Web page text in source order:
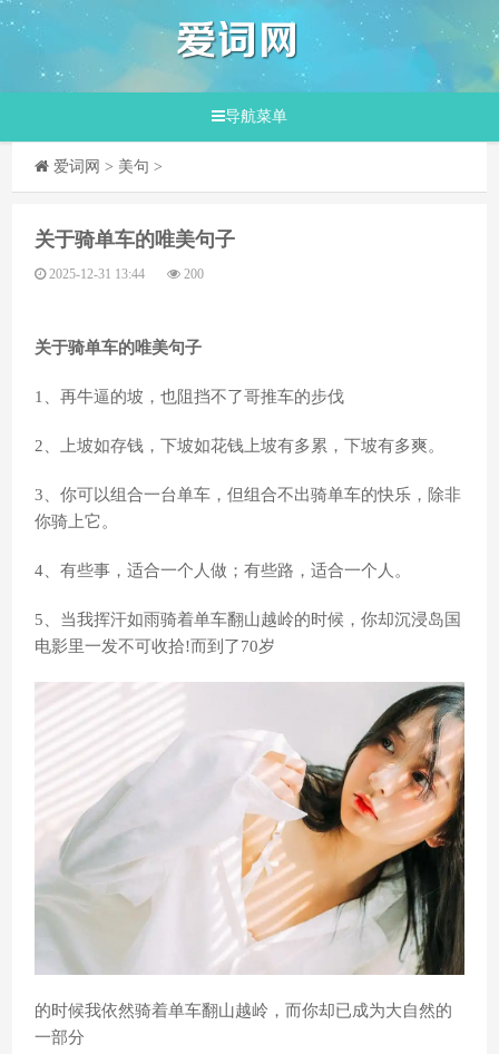
导航菜单
爱词网 > 美句 >
​关于骑单车的唯美句子
2025-12-31 13:44 200
关于骑单车的唯美句子
1、再牛逼的坡，也阻挡不了哥推车的步伐
2、上坡如存钱，下坡如花钱上坡有多累，下坡有多爽。
3、你可以组合一台单车，但组合不出骑单车的快乐，除非
你骑上它。
4、有些事，适合一个人做；有些路，适合一个人。
5、当我挥汗如雨骑着单车翻山越岭的时候，你却沉浸岛国
电影里一发不可收拾!而到了70岁
的时候我依然骑着单车翻山越岭，而你却已成为大自然的
一部分